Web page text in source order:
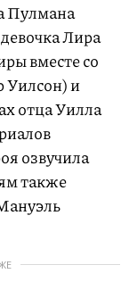
Пулмана
Лира
вместе со
Уилсон) и
отца Уилла
озвучила
также